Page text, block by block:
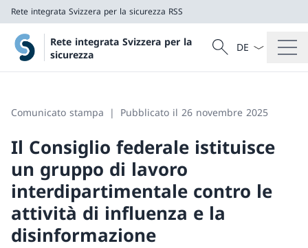
Rete integrata Svizzera per la sicurezza RSS
Rete integrata Svizzera per la
sicurezza
Cercare
Ricerca
Dal menu a
Comunicato stampa Pubblicato il 26 novembre 2025
Il Consiglio federale istituisce
un gruppo di lavoro
interdipartimentale contro le
attività di influenza e la
disinformazione